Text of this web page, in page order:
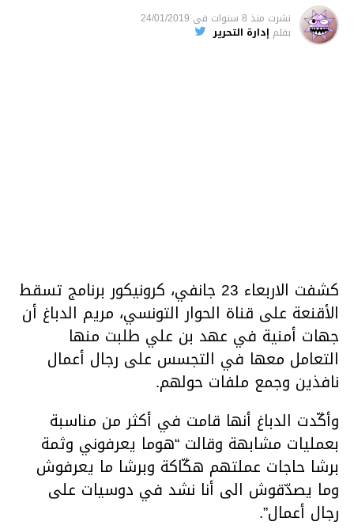
نشرت منذ 8 سنوات فى 24/01/2019
بقلم إدارة التحرير
كشفت الاربعاء 23 جانفي، كرونيكور برنامج تسقط
الأقنعة على قناة الحوار التونسي، مريم الدباغ أن
جهات أمنية في عهد بن علي طلبت منها
التعامل معها في التجسس على رجال أعمال
نافذين وجمع ملفات حولهم.
وأكّدت الدباغ أنها قامت في أكثر من مناسبة
بعمليات مشابهة وقالت “هوما يعرفوني وثمة
برشا حاجات عملتهم هكّاكة وبرشا ما يعرفوش
وما يصدّقوش الى أنا نشد في دوسيات على
رجال أعمال”.